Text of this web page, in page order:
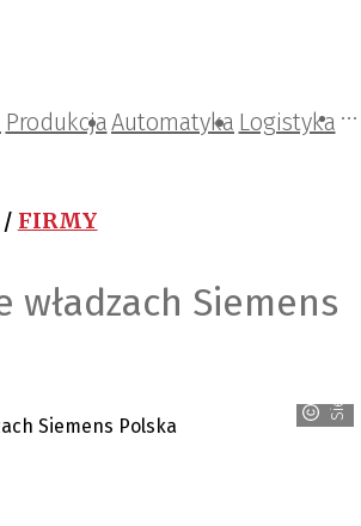
ProdukcjaAutomatyka Logistyka
i konstrukcje
i IT
/ FIRMY
władzach Siemens
Siemens